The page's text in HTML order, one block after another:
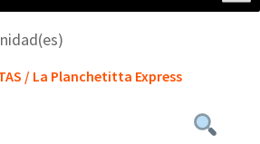
/ La Planchetitta Express